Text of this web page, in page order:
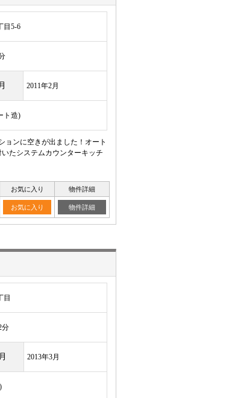
目5-6
2011年2月
ト造)
ョンに空きが出ました！オート
たシステムカウンターキッチ
お気に入り 物件詳細
お気に入り 物件詳細
目
2013年3月